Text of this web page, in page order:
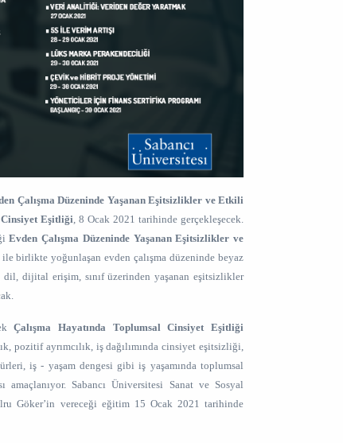
Çalışma Düzeninde Yaşanan Eşitsizlikler ve Etkili
Cinsiyet Eşitliği , 8 Ocak 2021 tarihinde gerçekleşecek.
Evden Çalışma Düzeninde Yaşanan Eşitsizlikler ve
birlikte yoğunlaşan evden çalışma düzeninde beyaz
dijital erişim, sınıf üzerinden yaşanan eşitsizlikler
Çalışma Hayatında Toplumsal Cinsiyet Eşitliği
pozitif ayrımcılık, iş dağılımında cinsiyet eşitsizliği,
iş - yaşam dengesi gibi iş yaşamında toplumsal
Sabancı Üniversitesi Sanat ve Sosyal
Göker’in vereceği eğitim 15 Ocak 2021 tarihinde